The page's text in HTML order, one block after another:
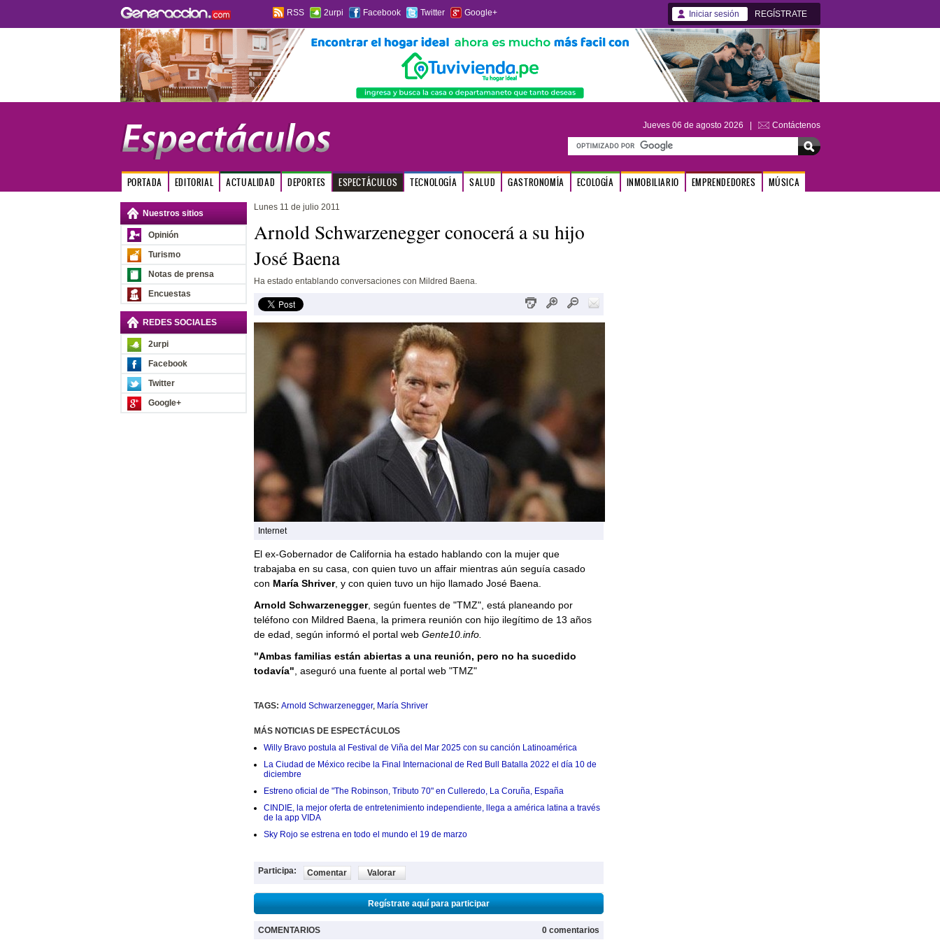
RSS 2urpi Facebook Twitter Google+ Iniciar sesión REGÍSTRATE
Jueves 06 de agosto 2026 | Contáctenos
PORTADA EDITORIAL ACTUALIDAD DEPORTES ESPECTÁCULOS TECNOLOGÍA SALUD GASTRONOMÍA ECOLOGÍA INMOBILIARIO EMPRENDEDORES MÚSICA
Nuestros sitios
Opinión
Turismo
Notas de prensa
Encuestas
REDES SOCIALES
2urpi
Facebook
Twitter
Google+
Lunes 11 de julio 2011
Arnold Schwarzenegger conocerá a su hijo
José Baena
Ha estado entablando conversaciones con Mildred Baena.
Internet
El ex-Gobernador de California ha estado hablando con la mujer que
trabajaba en su casa, con quien tuvo un affair mientras aún seguía casado
con María Shriver, y con quien tuvo un hijo llamado José Baena.
Arnold Schwarzenegger, según fuentes de "TMZ", está planeando por
teléfono con Mildred Baena, la primera reunión con hijo ilegítimo de 13 años
de edad, según informó el portal web Gente10.info.
"Ambas familias están abiertas a una reunión, pero no ha sucedido
todavía" , aseguró una fuente al portal web "TMZ"
TAGS: Arnold Schwarzenegger, María Shriver
MÁS NOTICIAS DE ESPECTÁCULOS
Willy Bravo postula al Festival de Viña del Mar 2025 con su canción Latinoamérica
La Ciudad de México recibe la Final Internacional de Red Bull Batalla 2022 el día 10 de
diciembre
Estreno oficial de "The Robinson, Tributo 70" en Culleredo, La Coruña, España
CINDIE, la mejor oferta de entretenimiento independiente, llega a américa latina a través
de la app VIDA
Sky Rojo se estrena en todo el mundo el 19 de marzo
Participa: Comentar Valorar
Regístrate aquí para participar
COMENTARIOS 0 comentarios